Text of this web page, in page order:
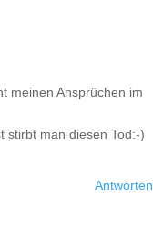
meinen Ansprüchen im
stirbt man diesen Tod:-)
Antworten